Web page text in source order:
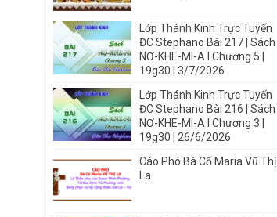
Lớp Thánh Kinh Trực Tuyến
ĐC Stephano Bài 217 | Sách
NƠ-KHE-MI-A I Chương 5 |
19g30 | 3/7/2026
Lớp Thánh Kinh Trực Tuyến
ĐC Stephano Bài 216 | Sách
NƠ-KHE-MI-A I Chương 3 |
19g30 | 26/6/2026
Cáo Phó Bà Cố Maria Vũ Thị
La